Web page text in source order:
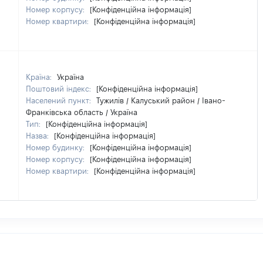
Номер корпусу:
[Конфіденційна інформація]
Номер квартири:
[Конфіденційна інформація]
Країна:
Україна
Поштовий індекс:
[Конфіденційна інформація]
Населений пункт:
Тужилів / Калуський район / Івано-
Франківська область / Україна
Тип:
[Конфіденційна інформація]
Назва:
[Конфіденційна інформація]
Номер будинку:
[Конфіденційна інформація]
Номер корпусу:
[Конфіденційна інформація]
Номер квартири:
[Конфіденційна інформація]